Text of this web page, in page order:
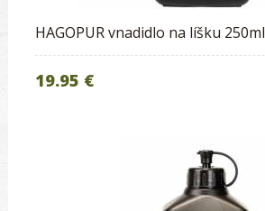
HAGOPUR vnadidlo na líšku 250ml
19.95 €